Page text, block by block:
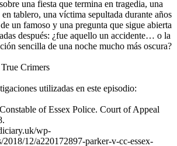
una fiesta que termina en tragedia, una
tablero, una víctima sepultada durante años
un famoso y una pregunta que sigue abierta
después: ¿fue aquello un accidente… o la
sencilla de una noche mucho más oscura?
Crimers
utilizadas en este episodio:
of Essex Police. Court of Appeal
wp-
2018/12/a220172897-parker-v-cc-essex-